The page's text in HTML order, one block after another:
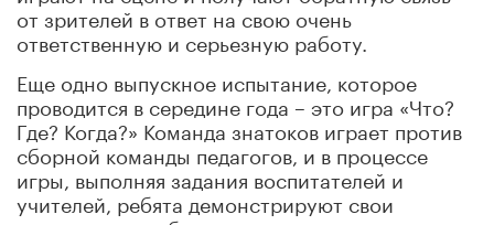
от зрителей в ответ на свою очень
ответственную и серьезную работу.
Еще одно выпускное испытание, которое
проводится в середине года – это игра «Что?
Где? Когда?» Команда знатоков играет против
сборной команды педагогов, и в процессе
игры, выполняя задания воспитателей и
учителей, ребята демонстрируют свои